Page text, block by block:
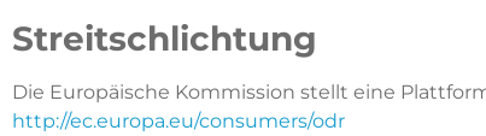
Streitschlichtung
Die Europäische Kommission stellt eine
http://ec.europa.eu/consumers/odr